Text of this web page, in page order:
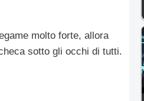
molto forte, allora
sotto gli occhi di tutti.